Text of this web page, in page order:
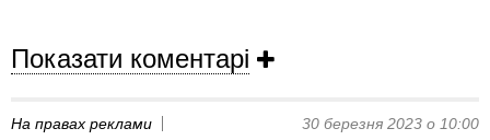
Показати коментарі
На правах реклами 30 березня 2023 о 10:00